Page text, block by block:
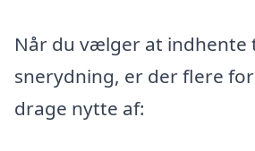
Når du vælger at indhente
snerydning, er der flere
drage nytte af: